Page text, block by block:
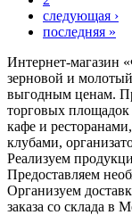
следующая ›
последняя »
Интернет-магазин
зерновой и
выгодным ценам.
торговых площадок
кафе и
клубами,
Реализуем
Предоставляем
Организуем
заказа со склада в